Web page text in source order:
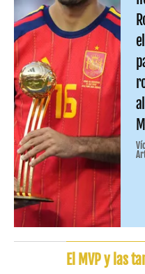
El MVP y las